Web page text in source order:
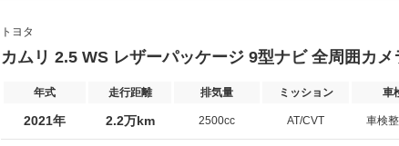
トヨタ
カムリ 2.5 WS レザーパッケージ 9型ナビ 全周囲カ
年式 走行距離 排気量 ミッション 車
2021年 2.2万km 2500cc AT/CVT 車検